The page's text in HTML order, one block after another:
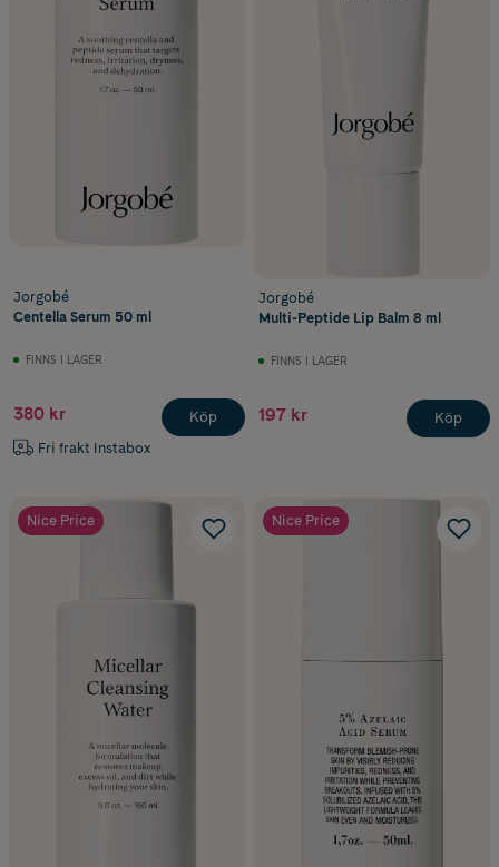
Jorgobé
Centella Serum 50 ml
FINNS I LAGER
380 kr
Fri frakt Instabox
Köp
Jorgobé
Multi-Peptide Lip Balm 8 ml
FINNS I LAGER
197 kr Köp
Nice Price Nice Price